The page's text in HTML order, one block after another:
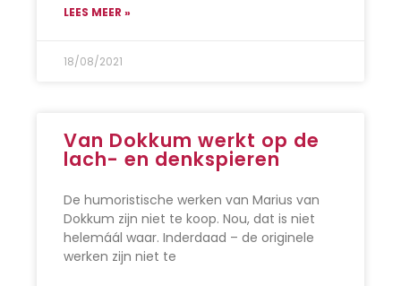
LEES MEER »
18/08/2021
Van Dokkum werkt op de
lach- en denkspieren
De humoristische werken van Marius van
Dokkum zijn niet te koop. Nou, dat is niet
helemáál waar. Inderdaad – de originele
werken zijn niet te